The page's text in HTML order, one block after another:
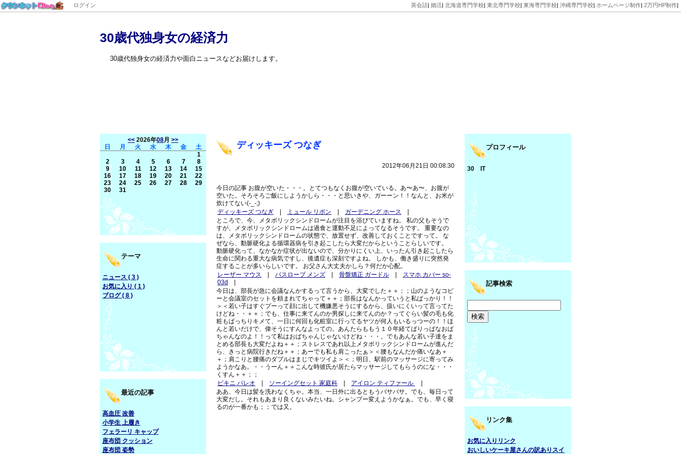
ログイン 英会話| 婚活| 北海道専門学校| 東北専門学校| 東海専門学校| 沖縄専門学校| ホームページ制作| 2万円HP制作|
30歳代独身女の経済力
30歳代独身女の経済力や面白ニュースなどお届けします。
ディッキーズ つなぎ
2012年06月21日 00:08:30
今日の記事 お腹が空いた・・・。とてつもなくお腹が空いている。あ〜あ〜、お腹が
空いた。そろそろご飯にしようかしら・・・と思いきや、ガーーン！！なんと、お米が
炊けてない(-_-;)
ディッキーズ つなぎ
ミュール リボン ガーデニング ホース
ところで、今、メタボリックシンドロームが注目を浴びていますね。 私の父もそうで
すが、メタボリックシンドロームは過食と運動不足によってなるそうです。 重要なの
は、メタボリックシンドロームの状態で、放置せず、改善しておくことですって。 な
ぜなら、動脈硬化よる循環器病を引き起こしたら大変だからということらしいです。
動脈硬化って、なかなか症状が出ないので、分かりにくい上、いったん引き起こしたら
生命に関わる重大な病気ですし、後遺症も深刻ですよね。 しかも、働き盛りに突然発
症することが多いらしいです。 お父さん大丈夫かしら？何だか心配。
レーザー マウス
バスローブ メンズ 骨盤矯正 ガードル
スマホ カバー so-
03d
今日は、部長が急に会議なんかするって言うから、大変でした＋＋；；山のようなコピ
ーと会議室のセットを頼まれてちゃって＋＋；部長はなんかっていうと私ばっかり！！
＞＜若い子はすぐプーって顔に出して機嫌悪そうにするから、扱いにくいって言ってた
けどね・・＋＋；でも、仕事に来てんのか男探しに来てんのか？ってぐらい髪の毛も化
粧もばっちりキメて、一日に何回も化粧室に行ってるヤツが何人もいるっつーの！！ほ
んと若いだけで、偉そうにすんなよっての。あんたらももう１０年経てばりっぱなおば
ちゃんなのよ！！って私はおばちゃんじゃないけどね・・・。でもあんな若い子達をま
とめる部長も大変だよね＋＋；ストレスであれ以上メタボリックシンドロームが進んだ
ら、きっと病院行きだね＋＋；あーでも私も肩こったぁ＞＜腰もなんだか痛いなあ＋
＋；肩こりと腰痛のダブルはまじでキツイよ＞＜；明日、駅前のマッサージに寄ってみ
ようかなあ。・・うーん＋＋こんな時彼氏が居たらマッサージしてもらうのにな・・・
くすん＋＋；；
ビキニ パレオ
ソーイングセット 家庭科 アイロン ティファール
ああ、今日は髪を洗わなくちゃ。本当、一日外に出るともうバサバサ。でも、毎日って
大変だし。それもあまり良くないみたいね。シャンプー変えようかなぁ。でも、早く寝
るのが一番かも；；では又。
プロフィール
30 IT
記事検索
リンク集
お気に入りリンク
おいしいケーキ屋さんの訳ありスイ
<< 2026年08月 >>
日
月 火 水 木 金
土
1
2
3 4 5 6 7
8
9
10 11 12 13 14
15
16
17 18 19 20 21
22
23
24 25 26 27 28
29
30
31
テーマ
ニュース ( 3 )
お気に入り ( 1 )
ブログ ( 8 )
最近の記事
高血圧 改善
小学生 上履き
フェラーリ キャップ
座布団 クッション
座布団 姿勢